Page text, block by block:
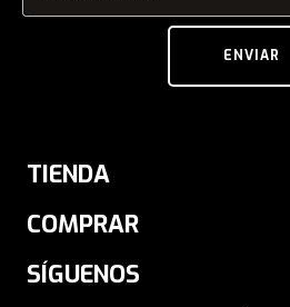
ENVIAR
TIENDA
COMPRAR
SÍGUENOS